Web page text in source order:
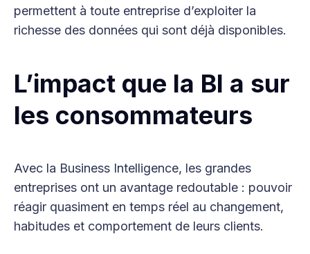
permettent à toute entreprise d’exploiter la
richesse des données qui sont déjà disponibles.
L’impact que la BI a sur
les consommateurs
Avec la Business Intelligence, les grandes
entreprises ont un avantage redoutable : pouvoir
réagir quasiment en temps réel au changement,
habitudes et comportement de leurs clients.